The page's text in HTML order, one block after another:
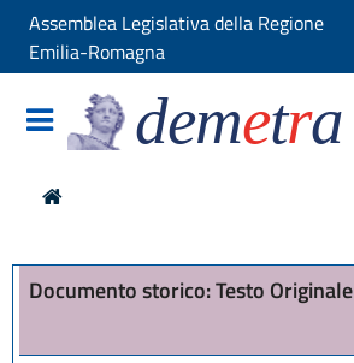
Assemblea Legislativa della Regione
Emilia-Romagna
demetra
Documento storico: Testo Originale